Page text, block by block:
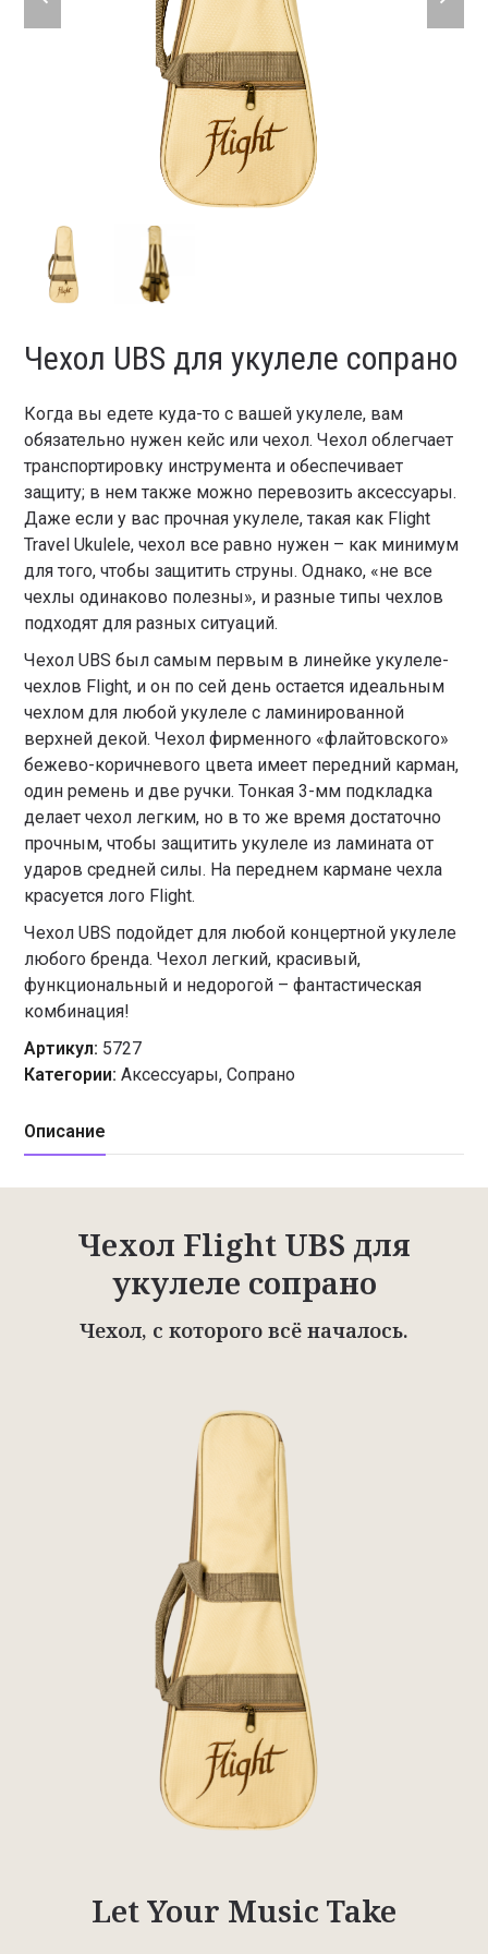
slide
slide
Чехол UBS для укулеле сопрано
Когда вы едете куда-то с вашей укулеле, вам
обязательно нужен кейс или чехол. Чехол облегчает
транспортировку инструмента и обеспечивает
защиту; в нем также можно перевозить аксессуары.
Даже если у вас прочная укулеле, такая как Flight
Travel Ukulele, чехол все равно нужен – как минимум
для того, чтобы защитить струны. Однако, «не все
чехлы одинаково полезны», и разные типы чехлов
подходят для разных ситуаций.
Чехол UBS был самым первым в линейке укулеле-
чехлов Flight, и он по сей день остается идеальным
чехлом для любой укулеле с ламинированной
верхней декой. Чехол фирменного «флайтовского»
бежево-коричневого цвета имеет передний карман,
один ремень и две ручки. Тонкая 3-мм подкладка
делает чехол легким, но в то же время достаточно
прочным, чтобы защитить укулеле из ламината от
ударов средней силы. На переднем кармане чехла
красуется лого Flight.
Чехол UBS подойдет для любой концертной укулеле
любого бренда. Чехол легкий, красивый,
функциональный и недорогой – фантастическая
комбинация!
Артикул: 5727
Категории: Аксессуары,Сопрано
Описание
Чехол Flight UBS для
укулеле сопрано
Чехол, с которого всё началось.
Let Your Music Take